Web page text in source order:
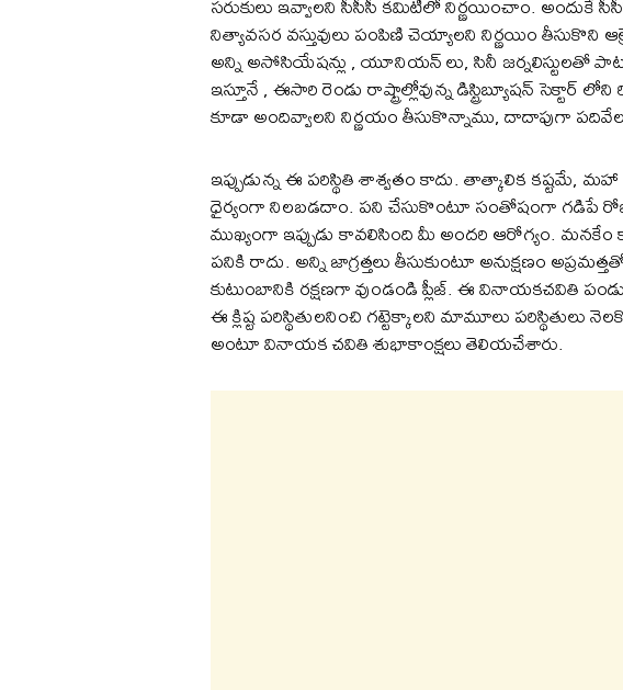
నిత్యావసర వస్తువులు పంపిణి చెయ్యాలని నిర్ణయిం తీసుకొని
అన్ని అసోసియేషన్లు , యూనియన్ లు, సినీ జర్నలిస్టులతో
ఇస్తూనే , ఈసారి రెండు రాష్ట్రాల్లోవున్న డిస్ట్రిబ్యూషన్ సెక్టార్
కూడా అందివ్వాలని నిర్ణయం తీసుకొన్నాము, దాదాపుగా పదివేల
ఇప్పుడున్న ఈ పరిస్థితి శాశ్వతం కాదు. తాత్కాలిక కష్టమే,
ధైర్యంగా నిలబడదాం. పని చేసుకొంటూ సంతోషంగా గడిపే
ముఖ్యంగా ఇప్పుడు కావలిసింది మీ అందరి ఆరోగ్యం. మనకేం
పనికి రాదు. అన్ని జాగ్రత్తలు తీసుకుంటూ అనుక్షణం
కుటుంబానికి రక్షణగా వుండండి ప్లీజ్. ఈ వినాయకచవితి
ఈ క్లిష్ట పరిస్థితులనించి గట్టెక్కాలని మామూలు
అంటూ వినాయక చవితి శుభాకాంక్షలు తెలియచేశారు.